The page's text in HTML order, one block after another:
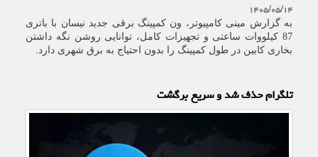
۱۴۰۵/۰۵/۱۴
به گزارش مینی کامپیوتر، ون کمپینگ برقی جدید نیسان با باتری
87 کیلووات ساعتی و تجهیزات کامل، توانایی روشن نگه داشتن
بخاری کابین در طول کمپینگ را بدون احتیاج به برق شهری دارد.
تلگرام حذف شد و سریع برگشت